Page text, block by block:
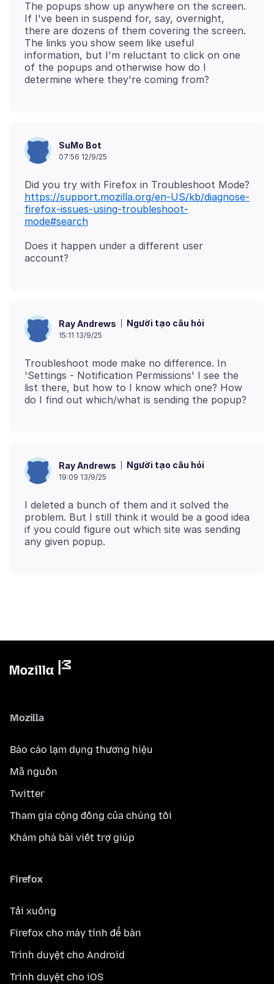
The popups show up anywhere on the screen.
If I've been in suspend for, say, overnight,
there are dozens of them covering the screen.
The links you show seem like useful
information, but I'm reluctant to click on one
of the popups and otherwise how do I
SuMo Bot
07:56 12/9/25
Did you try with Firefox in Troubleshoot Mode?
https://support.mozilla.org/en-US/kb/diagnose-
firefox-issues-using-troubleshoot-
mode#search
Does it happen under a different user
Ray Andrews Người tạo câu hỏi
15:11 13/9/25
Troubleshoot mode make no difference. In
'Settings - Notification Permissions' I see the
list there, but how to I know which one? How
Ray Andrews Người tạo câu hỏi
19:09 13/9/25
I deleted a bunch of them and it solved the
problem. But I still think it would be a good idea
if you could figure out which site was sending
Mozilla
Báo cáo lạm dụng thương hiệu
Mã nguồn
Twitter
Tham gia cộng đồng của chúng tôi
Khám phá bài viết trợ giúp
Firefox
Tải xuống
Firefox cho máy tính để bàn
Trình duyệt cho Android
Trình duyệt cho iOS